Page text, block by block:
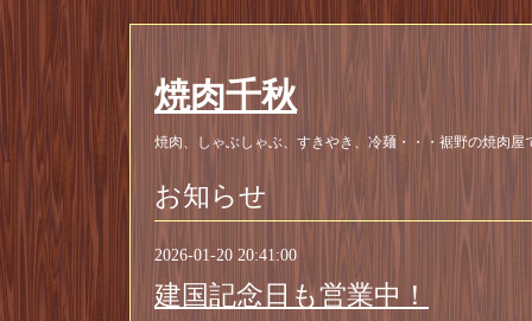
焼肉千秋
焼肉、しゃぶしゃぶ、すきやき、冷麺・・・裾野の焼肉屋
お知らせ
2026-01-20 20:41:00
建国記念日も営業中！